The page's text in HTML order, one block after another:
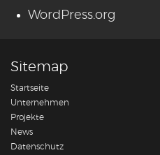
WordPress.org
Sitemap
Startseite
Unternehmen
Projekte
News
Datenschutz